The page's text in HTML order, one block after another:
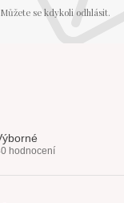
Můžete se kdykoli odhlásit.